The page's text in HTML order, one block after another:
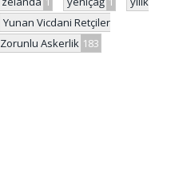
Yunan Vicdani Retçiler
Zorunlu Askerlik 183